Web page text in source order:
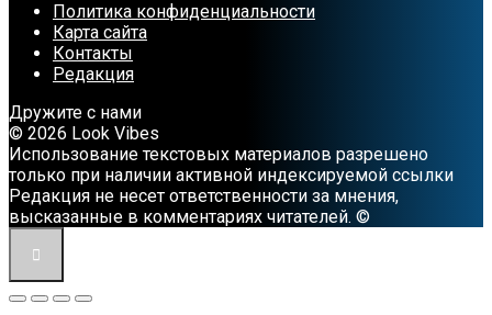
Политика конфиденциальности
Карта сайта
Контакты
Редакция
Дружите с нами
© 2026 Look Vibes
Использование текстовых материалов разрешено
только при наличии активной индексируемой ссылки
Редакция не несет ответственности за мнения,
высказанные в комментариях читателей. ©